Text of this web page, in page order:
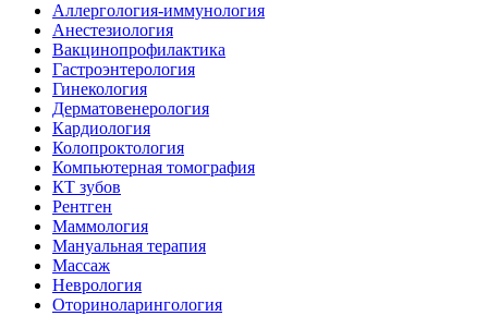
Аллергология-иммунология
Анестезиология
Вакцинопрофилактика
Гастроэнтерология
Гинекология
Дерматовенерология
Кардиология
Колопроктология
Компьютерная томография
КТ зубов
Рентген
Маммология
Мануальная терапия
Массаж
Неврология
Оториноларингология